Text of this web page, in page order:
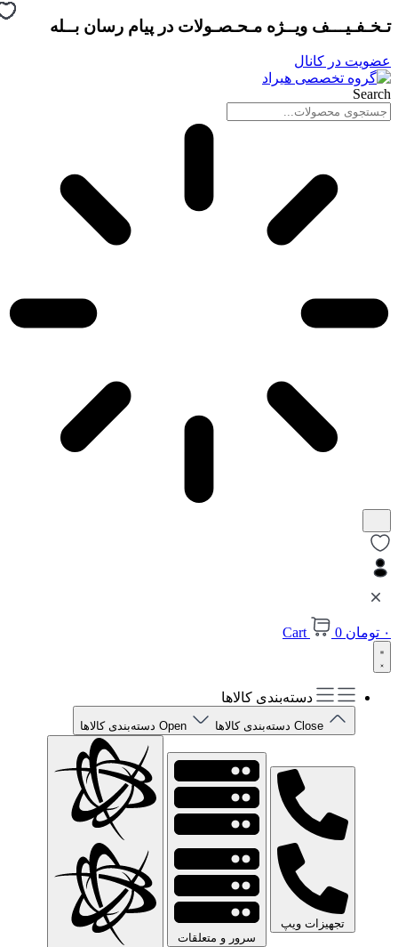
پرش
محتوا
تـخـفـیـــف ویــژه مـحـصـولات در پیام رسان بــله
عضویت در کانال
Search
۰ تومان 0
Cart
دسته‌بندی کالاها
Close دسته‌بندی کالاها Open دسته‌بندی کالاها
تجهیزات ویپ
سرور و متعلقات